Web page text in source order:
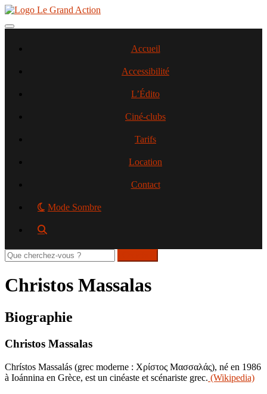
Aller
contenu
Toggle navigation
Accueil
Accessibilité
L’Édito
Ciné-clubs
Tarifs
Location
Contact
Mode Sombre
Rechercher
sur
site
Christos Massalas
Biographie
Christos Massalas
Chrístos Massalás (grec moderne : Χρίστος Μασσαλάς), né en 1986
à Ioánnina en Grèce, est un cinéaste et scénariste grec. (Wikipedia)